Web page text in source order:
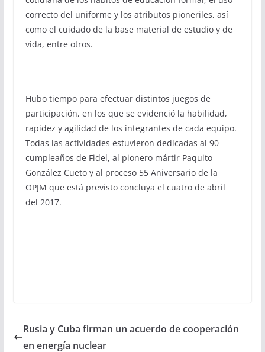
correcto del uniforme y los atributos pioneriles, así
como el cuidado de la base material de estudio y de
vida, entre otros.
Hubo tiempo para efectuar distintos juegos de
participación, en los que se evidenció la habilidad,
rapidez y agilidad de los integrantes de cada equipo.
Todas las actividades estuvieron dedicadas al 90
cumpleaños de Fidel, al pionero mártir Paquito
González Cueto y al proceso 55 Aniversario de la
OPJM que está previsto concluya el cuatro de abril
del 2017.
Rusia y Cuba firman un acuerdo de cooperación
en energía nuclear